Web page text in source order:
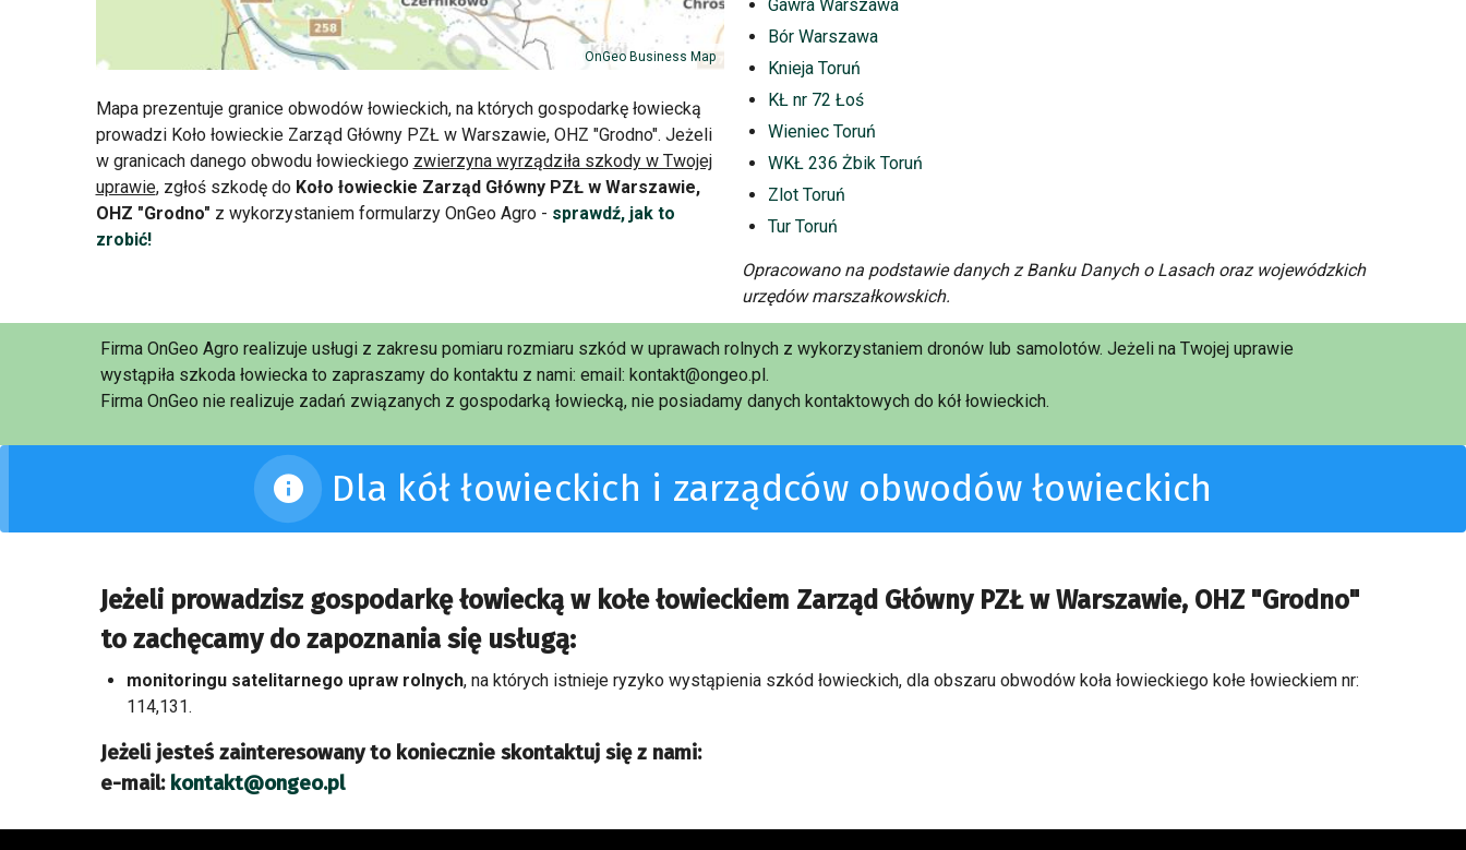
OnGeo Business Map
Mapa prezentuje granice obwodów łowieckich, na których gospodarkę łowiecką
prowadzi Koło łowieckie Zarząd Główny PZŁ w Warszawie, OHZ "Grodno". Jeżeli
w granicach danego obwodu łowieckiego zwierzyna wyrządziła szkody w Twojej
uprawie, zgłoś szkodę do Koło łowieckie Zarząd Główny PZŁ w Warszawie,
OHZ "Grodno" z wykorzystaniem formularzy OnGeo Agro - sprawdź, jak to
zrobić!
Gawra Warszawa
Bór Warszawa
Knieja Toruń
KŁ nr 72 Łoś
Wieniec Toruń
WKŁ 236 Żbik Toruń
Zlot Toruń
Tur Toruń
Opracowano na podstawie danych z Banku Danych o Lasach oraz wojewódzkich
urzędów marszałkowskich.
Firma OnGeo Agro realizuje usługi z zakresu pomiaru rozmiaru szkód w uprawach rolnych z wykorzystaniem dronów lub samolotów. Jeżeli na Twojej uprawie
wystąpiła szkoda łowiecka to zapraszamy do kontaktu z nami: email: kontakt@ongeo.pl.
Firma OnGeo nie realizuje zadań związanych z gospodarką łowiecką, nie posiadamy danych kontaktowych do kół łowieckich.
Dla kół łowieckich i zarządców obwodów łowieckich
Jeżeli prowadzisz gospodarkę łowiecką w kołe łowieckiem Zarząd Główny PZŁ w Warszawie, OHZ "Grodno"
to zachęcamy do zapoznania się usługą:
monitoringu satelitarnego upraw rolnych, na których istnieje ryzyko wystąpienia szkód łowieckich, dla obszaru obwodów koła łowieckiego kołe łowieckiem nr:
114,131.
Jeżeli jesteś zainteresowany to koniecznie skontaktuj się z nami:
e-mail: kontakt@ongeo.pl